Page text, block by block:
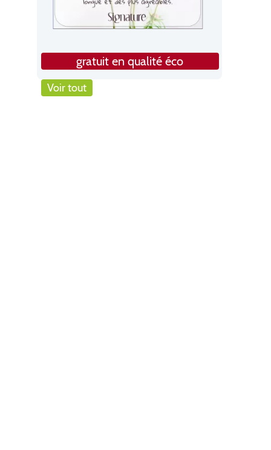
gratuit en qualité éco
Voir tout